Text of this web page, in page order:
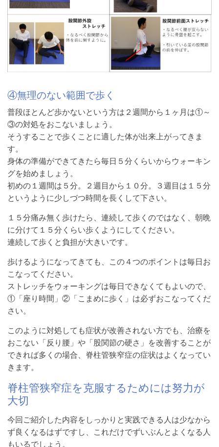
④無理のない範囲で歩く
普段ほとんど歩かないという方は２週間から１ヶ月は①～
③の対処をおこないましょう。
そうすることで歩くことに適した体が出来上がってきま
す。
身体の準備ができてきたら毎日５分くらいからウォーキン
グを始めましょう。
初めの１週間は５分。２週目から１０分。３週目は１５分
というように少しづつ時間を長くして下さい。
１５分痛み無く歩けたら、連続して歩くのではなく、朝晩
に分けて１５分くらい歩くようにしてください。
連続して歩くと負担が大きいです。
歩けるようになってきても、この４つのポイントは毎日お
こなってください。
ストレッチをウォーキングは毎日できなくてもよいので、
①「座り時間」②「こまめに歩く」は必ずおこなってくだ
さい。
このように対処しても症状が改善されない方でも、治療を
おこない「反り腰」や「股関節の硬さ」を改善することが
できれば多くの場合、脊柱管狭窄症の症状はよくなってい
きます。
脊柱管狭窄症を克服するためには努力が
大切
今回ご紹介した内容をしっかりと実践できる人は少なから
ず良くなるはずですし、これだけでずいぶんとよくなる人
もいるでしょう。